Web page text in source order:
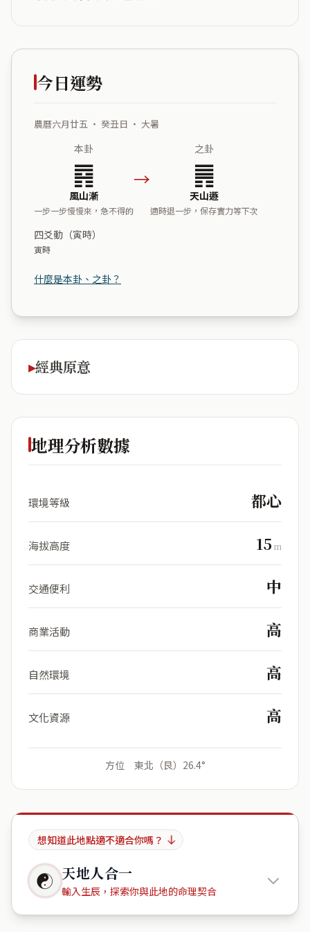
今日運勢
農曆六月廿五 ・ 癸丑日 ・ 大暑
本卦
䷴
風山漸
一步一步慢慢來，急不得的
→
之卦
䷠
天山遯
適時退一步，保存實力等下次
四爻動（寅時）
寅時
什麼是本卦、之卦？
經典原意
地理分析數據
環境等級 都心
海拔高度 15 m
交通便利 中
商業活動 高
自然環境 高
文化資源 高
方位 東北（艮）26.4°
想知道此地點適不適合你嗎？
☯ 天地人合一
輸入生辰，探索你與此地的命理契合